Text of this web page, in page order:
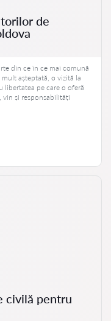
de
din ce în ce mai comună
așteptată, o vizită la
libertatea pe care o oferă
vin și responsabilități
civilă pentru